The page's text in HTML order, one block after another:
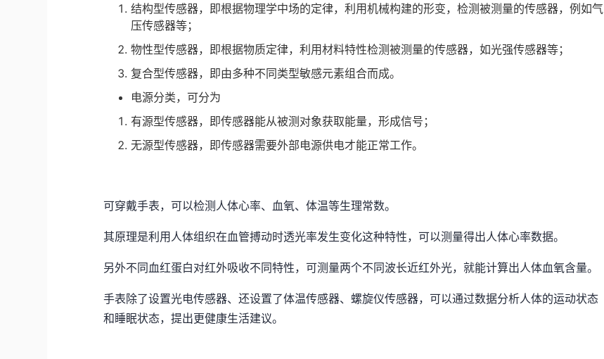
结构型传感器，即根据物理学中场的定律，利用机械构建的形变，检测被测量的传感器，例如气
压传感器等；
物性型传感器，即根据物质定律，利用材料特性检测被测量的传感器，如光强传感器等；
复合型传感器，即由多种不同类型敏感元素组合而成。
电源分类，可分为
有源型传感器，即传感器能从被测对象获取能量，形成信号；
无源型传感器，即传感器需要外部电源供电才能正常工作。
可穿戴手表，可以检测人体心率、血氧、体温等生理常数。
其原理是利用人体组织在血管搏动时透光率发生变化这种特性，可以测量得出人体心率数据。
另外不同血红蛋白对红外吸收不同特性，可测量两个不同波长近红外光，就能计算出人体血氧含量。
手表除了设置光电传感器、还设置了体温传感器、螺旋仪传感器，可以通过数据分析人体的运动状态
和睡眠状态，提出更健康生活建议。